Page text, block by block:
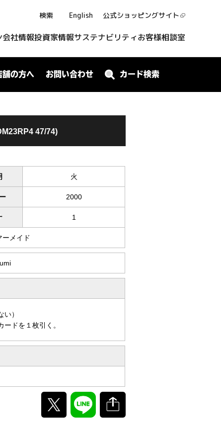
検索 English 公式ショッピングサイト
会社情報投資家情報サステナビリティお客様相談室
舗の方へ お問い合わせ カード検索
47/74)
火
2000
1
ーメイド
）
ドを１枚引く。